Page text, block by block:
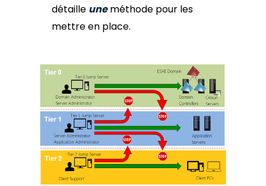
détaille uneméthode pour les
mettre en place.